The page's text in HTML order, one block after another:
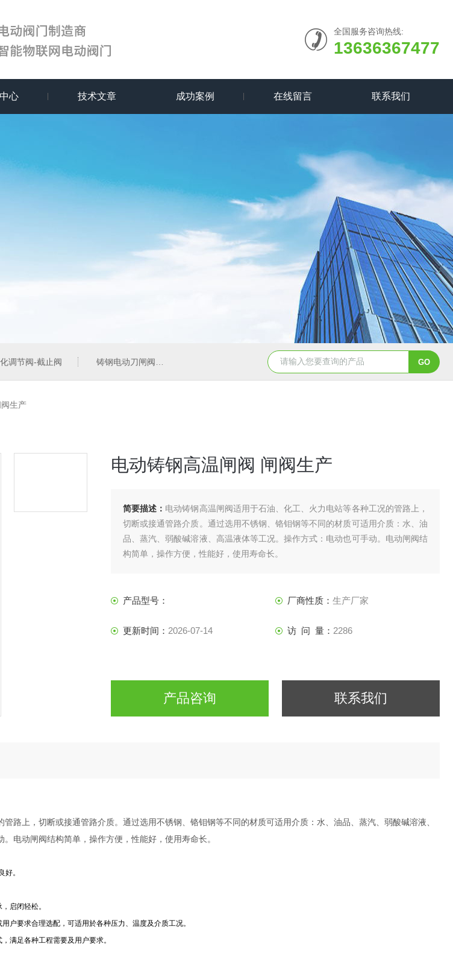
全国服务咨询热线:
13636367477
心 技术文章 成功案例 在线留言 联系我们
调节阀-截止阀 铸钢电动刀闸阀 造纸行业电动刀闸阀选型 dn200湖泉电动截止阀 一
生产
电动铸钢高温闸阀 闸阀生产
简要描述： 电动铸钢高温闸阀适用于石油、化工、火力电站等各种工况的管路上，
切断或接通管路介质。通过选用不锈钢、铬钼钢等不同的材质可适用介质：水、油
品、蒸汽、弱酸碱溶液、高温液体等工况。操作方式：电动也可手动。电动闸阀结
构简单，操作方便，性能好，使用寿命长。
产品型号： 厂商性质： 生产厂家
更新时间： 2026-07-14 访 问 量： 2286
产品咨询 联系我们
路上，切断或接通管路介质。通过选用不锈钢、铬钼钢等不同的材质可适用介质：水、油品、蒸汽、弱酸碱溶液、
电动闸阀结构简单，操作方便，性能好，使用寿命长。
好。
启闭轻松。
户要求合理选配，可适用於各种压力、温度及介质工况。
满足各种工程需要及用户要求。